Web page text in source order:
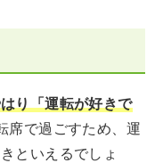
り「運転が好きで
席で過ごすため、運
といえるでしょ